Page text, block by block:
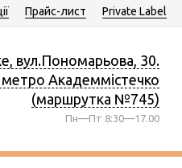
Прайс-лист Private Label
вул.Пономарьова, 30.
метро Академмістечко
(маршрутка №745)
Пн—Пт 8:30—17.00